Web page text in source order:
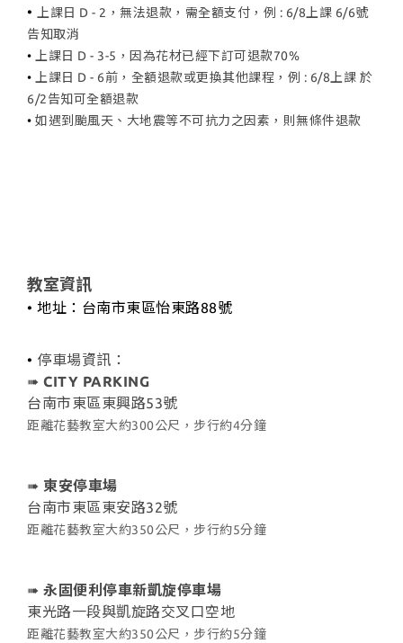
•
上課日 D - 2，無法退款，需全額支付，例 : 6/8上課 6/6號
告知取消
• 上課日 D - 3-5，因為花材已經下訂可退款70%
• 上課日 D - 6前，全額退款或更換其他課程，例 : 6/8上課 於
6/2告知可全額退款
• 如遇到颱風天、大地震等不可抗力之因素，則無條件退款
教室資訊
• 地址：台南市東區怡東路88號
• 停車場資訊：
➠ CITY PARKING
台南市東區東興路53號
距離花藝教室大約300公尺，步行約4分鐘
➠ 東安停車場
台南市東區東安路32號
距離花藝教室大約350公尺，步行約5分鐘
➠ 永固便利停車新凱旋停車場
東光路一段與凱旋路交叉口空地
距離花藝教室大約350公尺，步行約5分鐘